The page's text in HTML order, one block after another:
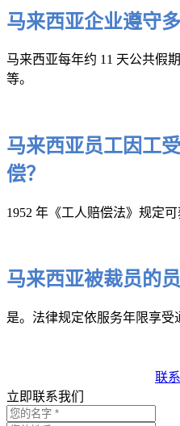
马来西亚企业遵守
马来西亚每年约 11 天公共假
等。
马来西亚员工因工
偿？
1952 年《工人赔偿法》规定可
马来西亚被裁员的
是。法律规定依服务年限享受
联
立即联系我们